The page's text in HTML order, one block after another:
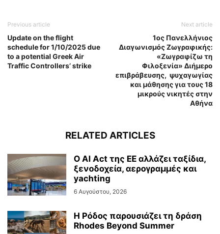
Previous article
Update on the flight
schedule for 1/10/2025 due
to a potential Greek Air
Traffic Controllers’ strike
Next article
1ος Πανελλήνιος
Διαγωνισμός Ζωγραφικής:
«Ζωγραφίζω τη
Φιλοξενία» Διήμερο
επιβράβευσης, ψυχαγωγίας
και μάθησης για τους 18
μικρούς νικητές στην
Αθήνα
RELATED ARTICLES
Ο AI Act της ΕΕ αλλάζει ταξίδια,
ξενοδοχεία, αερογραμμές και
yachting
6 Αυγούστου, 2026
Η Ρόδος παρουσιάζει τη δράση
Rhodes Beyond Summer